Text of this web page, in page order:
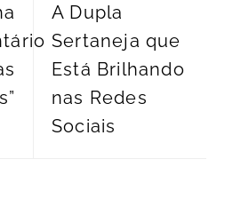
A Dupla
Sertaneja que
Está Brilhando
nas Redes
Sociais